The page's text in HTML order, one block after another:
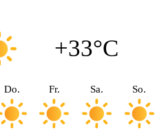
+33°C
Do. Fr. Sa. So.